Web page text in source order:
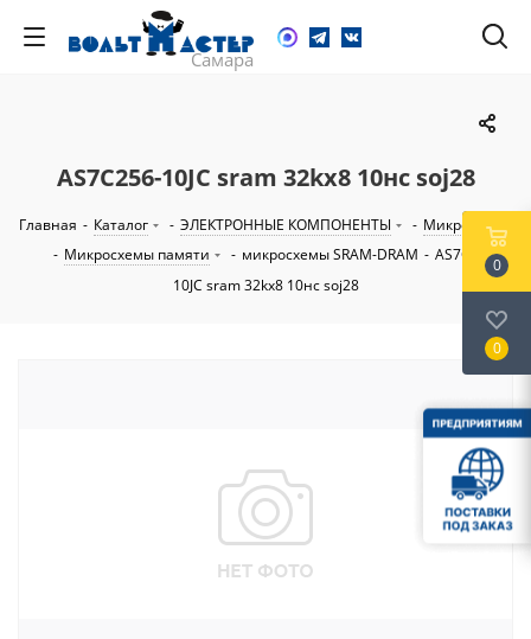
AS7C256-10JC sram 32kx8 10нс soj28
Главная - Каталог - ЭЛЕКТРОННЫЕ КОМПОНЕНТЫ - Микросхемы
- Микросхемы памяти - микросхемы SRAM-DRAM - AS7C256-
10JC sram 32kx8 10нс soj28
0
0